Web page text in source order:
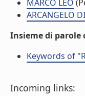
MARCO LEO
ARCANGELO
Insieme di parole
Keywords of
Incoming links: